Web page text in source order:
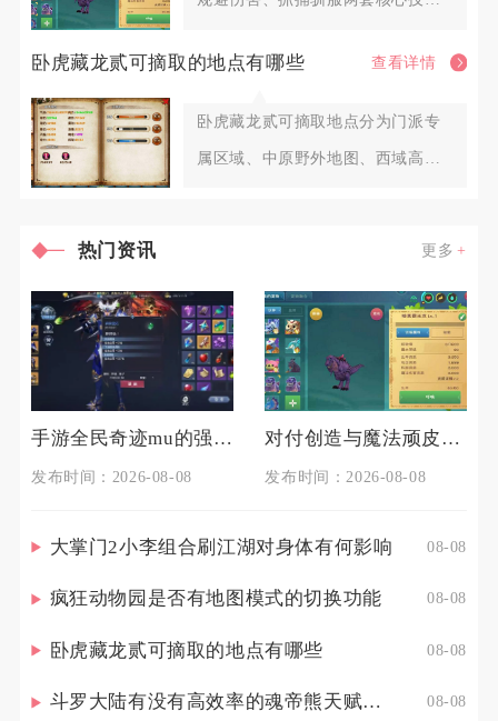
血
卧虎藏龙贰可摘取的地点有哪些 查看详情
卧虎藏龙贰可摘取地点分为门派专
属区域、中原野外地图、西域高阶
热门资讯 更多
手游全民奇迹mu的强化技巧有哪些
发布时间：2026-08-08
对付创造与魔法顽皮蝾螈的技巧是什么
发布时间：2026-08-08
大掌门2小李组合刷江湖对身体有何影响 08-08
疯狂动物园是否有地图模式的切换功能 08-08
卧虎藏龙贰可摘取的地点有哪些 08-08
斗罗大陆有没有高效率的魂帝熊天赋点配置策略 08-08